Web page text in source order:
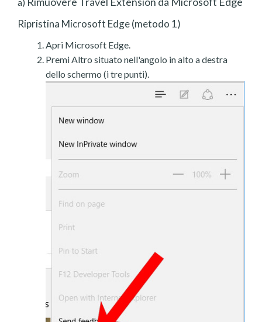
Ripristina Microsoft Edge (metodo 1)
Apri Microsoft Edge.
Premi Altro situato nell'angolo in alto a destra
dello schermo (i tre punti).